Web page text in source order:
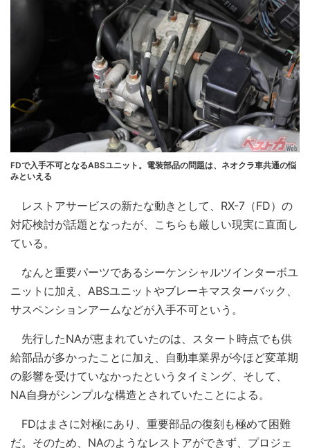
FDで入手不可となるABSユニット。電装部品の問題は、ネオクラ車共通の悩
みといえる
レストアサービスの新たな動きとして、RX-7（FD）の
対応検討が話題となったが、こちらも厳しい現実に直面し
ている。
なんと重要パーツであるシーケンシャルツインターボユ
ニットに加え、ABSユニットやブレーキマスターバック、
サスペンションアームなどが入手不可という。
先行したNAが恵まれていたのは、スタート時点でも供
給部品が多かったことに加え、自動車業界が今ほど変革期
の影響を受けていなかったというタイミング、そして、
NA自身がシンプルな構造とされていたことによる。
FDはまさに対極にあり、重要部品の復刻も極めて困難
だ。そのため、NAのようなレストアができず、プロジェ